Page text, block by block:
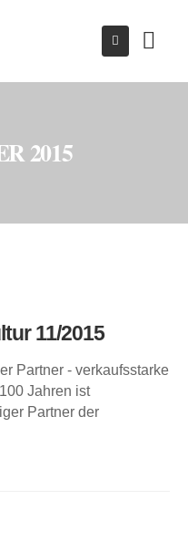
2015
11/2015
Partner - verkaufsstarke
Jahren ist
Partner der